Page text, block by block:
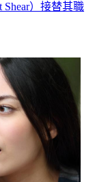
）接替其職